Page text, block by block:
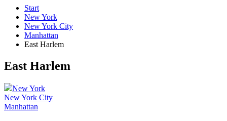
Start
New York
New York City
Manhattan
East Harlem
East Harlem
New York
New York City
Manhattan